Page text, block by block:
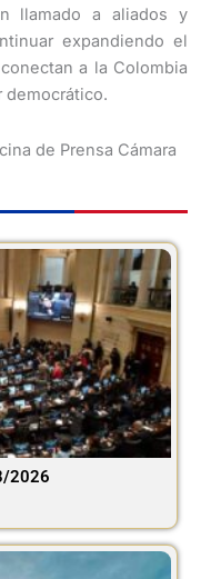
llamado a aliados y
expandiendo el
a la Colombia
democrático.
de Prensa Cámara
2026